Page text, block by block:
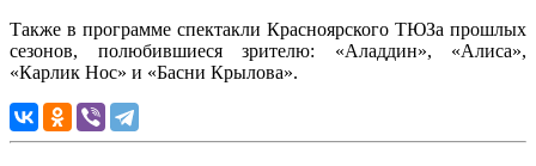
Также в программе спектакли Красноярского ТЮЗа прошлых
сезонов, полюбившиеся зрителю: «Аладдин», «Алиса»,
«Карлик Нос» и «Басни Крылова».